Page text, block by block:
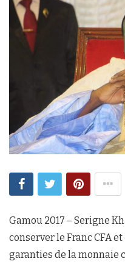
Gamou 2017 – Serigne
conserver le Franc CFA
garanties de la monnaie